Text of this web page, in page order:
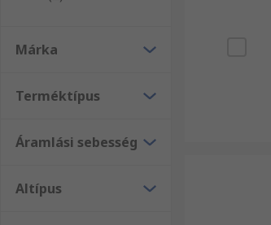
Márka
Terméktípus
Áramlási sebesség
Altípus